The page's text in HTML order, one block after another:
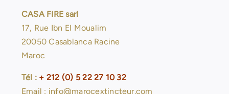
CASA FIRE sarl
17, Rue Ibn El Moualim
20050 Casablanca Racine
Maroc
Tél : + 212 (0) 5 22 27 10 32
Email : info@marocextincteur.com